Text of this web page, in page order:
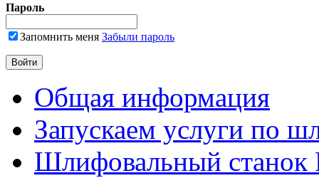
Пароль
Запомнить меня Забыли пароль
Общая информация
Запускаем услуги по
Шлифовальный